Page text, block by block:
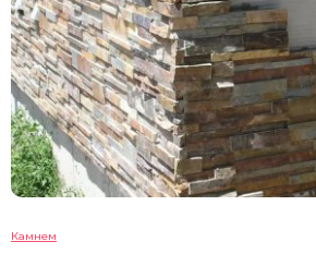
Камнем